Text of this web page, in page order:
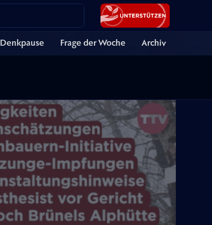
Denkpause Frage der Woche Archiv